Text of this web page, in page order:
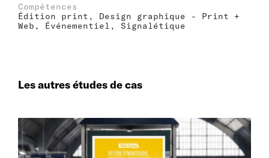
Compétences
Édition print, Design graphique - Print +
Web, Événementiel, Signalétique
Les autres études de cas